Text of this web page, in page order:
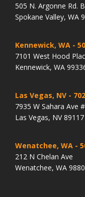
505 N. Argonne Rd.
Spokane Valley, WA
Kennewick, WA -
7101 West Hood
Kennewick, WA
Las Vegas, NV -
7935 W Sahara Ave
Las Vegas, NV 89117
Wenatchee, WA -
212 N Chelan Ave
Wenatchee, WA